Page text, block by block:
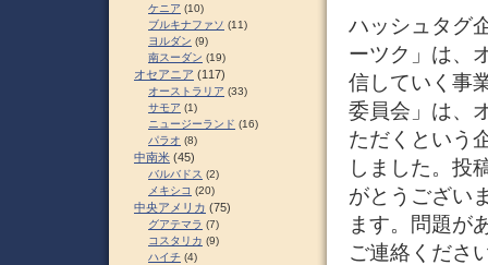
ハッシュタグ
ーツク」は、
信していく事
委員会」は、
ただくという
しました。投
がとうござい
ます。問題が
ご連絡くださ
ケニア (10)
ブルキナファソ (11)
ヨルダン (9)
南スーダン (19)
オセアニア (117)
オーストラリア (33)
サモア (1)
ニュージーランド (16)
パラオ (8)
中南米 (45)
バルバドス (2)
メキシコ (20)
中央アメリカ (75)
グアテマラ (7)
コスタリカ (9)
ハイチ (4)